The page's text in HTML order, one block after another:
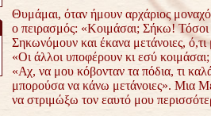
Θυμάμαι, όταν ήμουν αρχάριος
ο πειρασμός: «Κοιμάσαι; Σήκω!
Σηκωνόμουν και έκανα μετάνοιες,
«Οι άλλοι υποφέρουν κι εσύ
«Αχ, να μου κόβονταν τα πόδια, τι
μπορούσα να κάνω μετάνοιες». Μια
να στριμώξω τον εαυτό μου